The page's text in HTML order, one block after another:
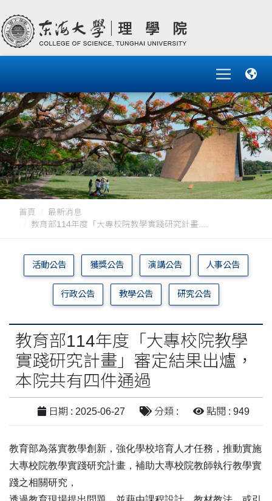
首頁
最新消息
教育部114年度「大專校院教學實踐研究計畫....
活動公告 獲獎公告 演講公告 人事公告
行政公告 教學公告 研究公告
教育部114年度「大專校院教學
實踐研究計畫」審定結果出爐，
本院共有四件通過
日期 : 2025-06-27 分類 : 點閱 : 949
教育部為落實教學創新，強化學校培育人才任務，推動實施
大專校院教學實踐研究計畫，補助大專校院教師執行教學實
踐之相關研究，